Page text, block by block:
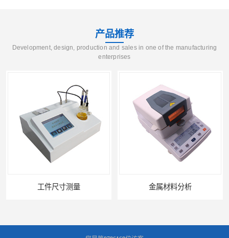
产品推荐
Development, design, production and sales in one of the manufacturing
enterprises
工件尺寸测量 金属材料分析